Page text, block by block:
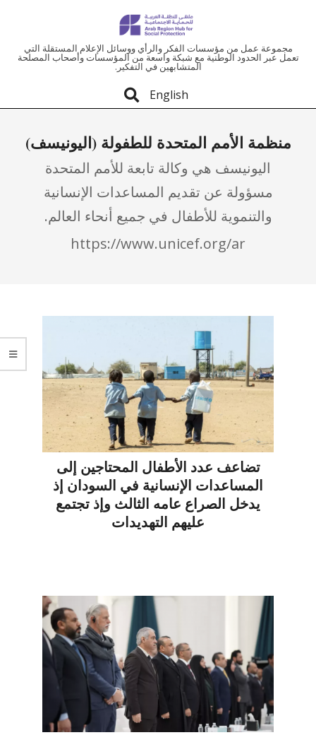
ملتقى
العربية
للحماية
الاجتماعية
مجموعة عمل من مؤسسات الفكر والرأي ووسائل الإعلام المستقلة التي
تعمل عبر الحدود الوطنية مع شبكة واسعة من المؤسسات وأصحاب المصلحة
المتشابهين في التفكير.
English
منظمة الأمم المتحدة للطفولة (اليونيسف)
اليونيسف هي وكالة تابعة للأمم المتحدة
مسؤولة عن تقديم المساعدات الإنسانية
والتنموية للأطفال في جميع أنحاء العالم.
https://www.unicef.org/ar
تضاعف عدد الأطفال المحتاجين إلى
المساعدات الإنسانية في السودان إذ
يدخل الصراع عامه الثالث وإذ تجتمع
عليهم التهديدات